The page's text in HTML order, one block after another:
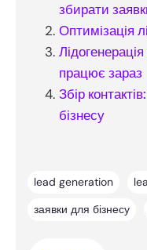
збирати
Оптимізація
працює зараз
Збір
бізнесу
lead generation
заявки для бізнесу